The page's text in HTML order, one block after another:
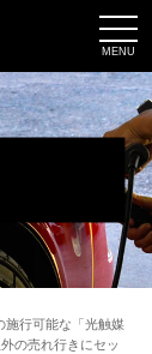
t
o
g
g
l
e
n
a
a
t
i
o
n
施行可能な「光触媒
の売れ行きにセッ